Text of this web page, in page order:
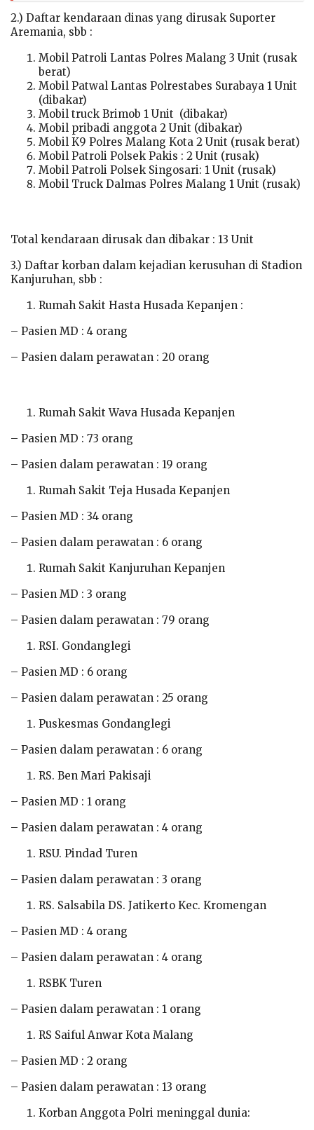
2.) Daftar kendaraan dinas yang dirusak Suporter
Aremania, sbb :
Mobil Patroli Lantas Polres Malang 3 Unit (rusak
berat)
Mobil Patwal Lantas Polrestabes Surabaya 1 Unit
(dibakar)
Mobil truck Brimob 1 Unit (dibakar)
Mobil pribadi anggota 2 Unit (dibakar)
Mobil K9 Polres Malang Kota 2 Unit (rusak berat)
Mobil Patroli Polsek Pakis : 2 Unit (rusak)
Mobil Patroli Polsek Singosari: 1 Unit (rusak)
Mobil Truck Dalmas Polres Malang 1 Unit (rusak)
Total kendaraan dirusak dan dibakar : 13 Unit
3.) Daftar korban dalam kejadian kerusuhan di Stadion
Kanjuruhan, sbb :
Rumah Sakit Hasta Husada Kepanjen :
– Pasien MD : 4 orang
– Pasien dalam perawatan : 20 orang
Rumah Sakit Wava Husada Kepanjen
– Pasien MD : 73 orang
– Pasien dalam perawatan : 19 orang
Rumah Sakit Teja Husada Kepanjen
– Pasien MD : 34 orang
– Pasien dalam perawatan : 6 orang
Rumah Sakit Kanjuruhan Kepanjen
– Pasien MD : 3 orang
– Pasien dalam perawatan : 79 orang
RSI. Gondanglegi
– Pasien MD : 6 orang
– Pasien dalam perawatan : 25 orang
Puskesmas Gondanglegi
– Pasien dalam perawatan : 6 orang
RS. Ben Mari Pakisaji
– Pasien MD : 1 orang
– Pasien dalam perawatan : 4 orang
RSU. Pindad Turen
– Pasien dalam perawatan : 3 orang
RS. Salsabila DS. Jatikerto Kec. Kromengan
– Pasien MD : 4 orang
– Pasien dalam perawatan : 4 orang
RSBK Turen
– Pasien dalam perawatan : 1 orang
RS Saiful Anwar Kota Malang
– Pasien MD : 2 orang
– Pasien dalam perawatan : 13 orang
Korban Anggota Polri meninggal dunia: